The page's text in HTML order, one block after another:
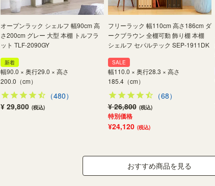
オープンラック シェルフ 幅90cm 高
さ200cm グレー 大型 本棚 トルフラ
ット TLF-2090GY
新着
幅90.0 × 奥行29.0 × 高さ
200.0（cm）
（480）
¥ 29,800 (税込)
フリーラック 幅110cm 高さ186cm ダ
ークブラウン 全棚可動 飾り棚 本棚
シェルフ セパルテック SEP-1911DK
SALE
幅110.0 × 奥行28.3 × 高さ
185.4（cm）
（68）
¥ 26,800 (税込)
特別価格
¥24,120 (税込)
おすすめ商品を見る